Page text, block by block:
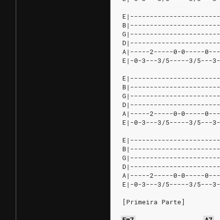
A|-----2-----0-0-----
E|-0-3---3/5-----3/
A|-----2-----0-0-----
E|-0-3---3/5-----3/
A|-----2-----0-0-----
E|-0-3---3/5-----3/
[Primeira Parte]